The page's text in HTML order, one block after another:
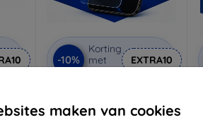
maken van cookies
-10%
Korting
met
coupon
EXTRA10